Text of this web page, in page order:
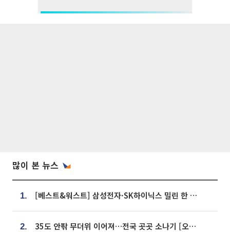
많이 본 뉴스
1. [베스트&워스트] 삼성전자·SK하이닉스 밀린 한 주…상상인증권은 85% 급등
2. 35도 안팎 무더위 이어져…전국 곳곳 소나기 [오늘 날씨]